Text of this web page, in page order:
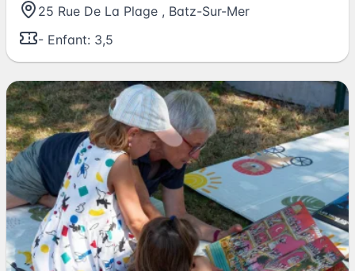
25 Rue De La Plage , Batz-Sur-Mer
- Enfant: 3,5